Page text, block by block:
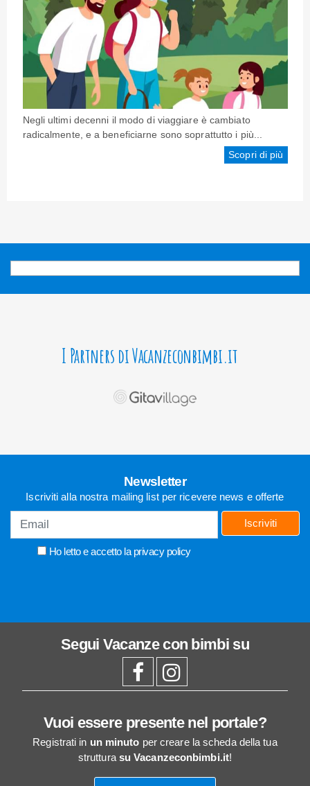
Negli ultimi decenni il modo di viaggiare è cambiato
radicalmente, e a beneficiarne sono soprattutto i più...
Scopri di più
I Partners di Vacanzeconbimbi.it
Newsletter
Iscriviti alla nostra mailing list per ricevere news e offerte
Ho letto e accetto la privacy policy
Iscriviti
Segui Vacanze con bimbi su
Vuoi essere presente nel portale?
Registrati in un minuto per creare la scheda della tua
struttura su Vacanzeconbimbi.it!